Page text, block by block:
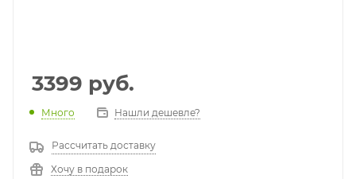
3399 руб.
Много Нашли дешевле?
Рассчитать доставку
Хочу в подарок